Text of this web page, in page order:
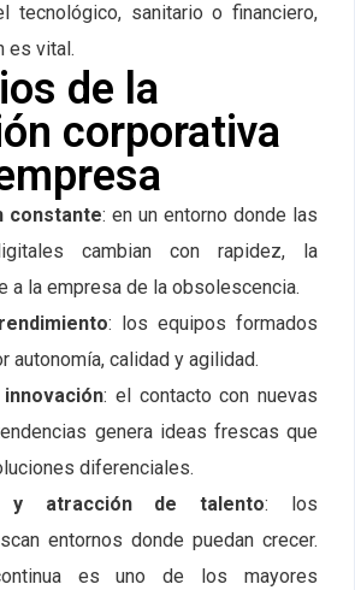
tecnológico, sanitario o financiero,
es vital.
de la
corporativa
constante: en un entorno donde las
cambian con rapidez, la
a la empresa de la obsolescencia.
: los equipos formados
autonomía, calidad y agilidad.
: el contacto con nuevas
genera ideas frescas que
diferenciales.
y atracción de talento: los
entornos donde puedan crecer.
es uno de los mayores